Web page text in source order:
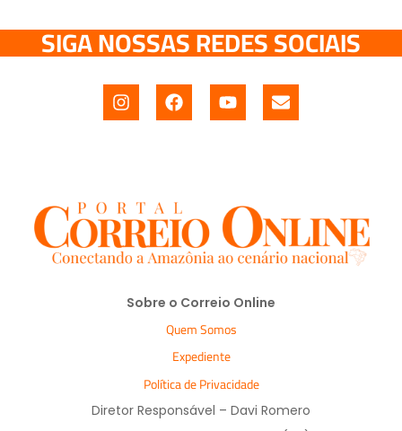
SIGA NOSSAS REDES SOCIAIS
Sobre o Correio Online
Quem Somos
Expediente
Política de Privacidade
Diretor Responsável – Davi Romero